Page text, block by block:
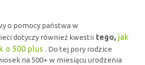
o pomocy państwa w
dotyczy również kwestii tego, jak
o 500 plus . Do tej pory rodzice
na 500+ w miesiącu urodzenia